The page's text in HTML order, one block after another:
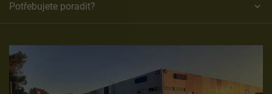
Potřebujete poradit?